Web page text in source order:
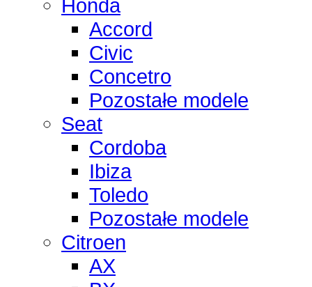
Honda
Accord
Civic
Concetro
Pozostałe modele
Seat
Cordoba
Ibiza
Toledo
Pozostałe modele
Citroen
AX